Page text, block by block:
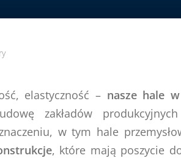
elastyczność – nasze hale
zakładów
w tym hale
, które mają poszycie